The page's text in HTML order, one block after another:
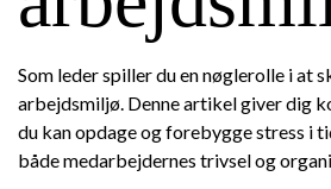
Som leder spiller du en nøglerolle i at
arbejdsmiljø. Denne artikel giver dig
du kan opdage og forebygge stress i
både medarbejdernes trivsel og